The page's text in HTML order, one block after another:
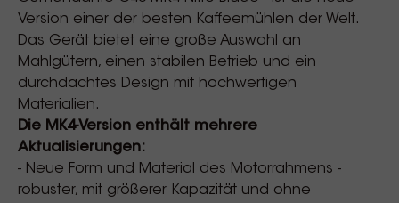
Version einer der besten Kaffeemühlen der Welt.
Das Gerät bietet eine große Auswahl an
Mahlgütern, einen stabilen Betrieb und ein
durchdachtes Design mit hochwertigen
Materialien.
Die MK4-Version enthält mehrere
Aktualisierungen:
- Neue Form und Material des Motorrahmens -
robuster, mit größerer Kapazität und ohne